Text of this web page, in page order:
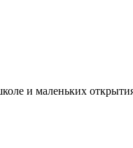
и маленьких